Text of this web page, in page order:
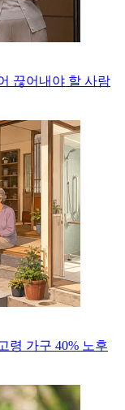
끊어내야 할 사람
령 가구 40% 노후